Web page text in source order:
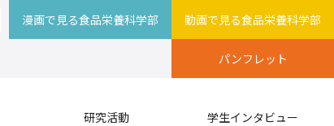
漫画で見る食品栄養科学部 動画で見る食品栄養科学部
パンフレット
研究活動 学生インタビュー